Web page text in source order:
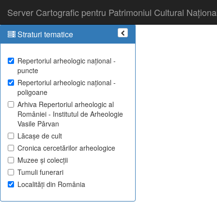
Server Cartografic pentru Patrimoniul Cultural
Straturi tematice
Repertoriul arheologic național -
puncte
Repertoriul arheologic național -
poligoane
Arhiva Repertoriul arheologic al
României - Institutul de Arheologie
Vasile Pârvan
Lăcașe de cult
Cronica cercetărilor arheologice
Muzee și colecții
Tumuli funerari
Localități din România